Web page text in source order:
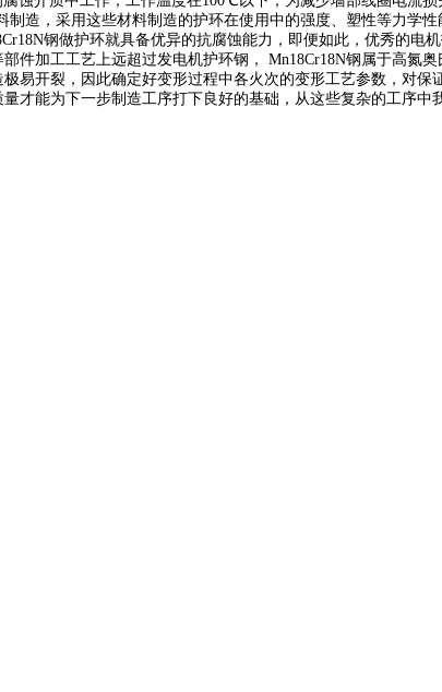
造，采用这些材料制造的护环在使用中的强度、塑性等力学
钢做护环就具备优异的抗腐蚀能力，即便如此，优秀的电
加工工艺上远超过发电机护环钢， Mn18Cr18N钢属于高氮
开裂，因此确定好变形过程中各火次的变形工艺参数，对保
能为下一步制造工序打下良好的基础，从这些复杂的工序中